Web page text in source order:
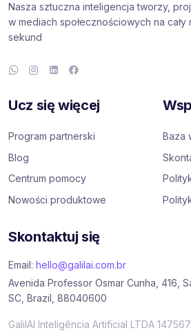
Nasza sztuczna inteligencja tworzy,
w mediach społecznościowych na cały
sekund
Ucz się więcej
Program partnerski
Blog
Centrum pomocy
Nowości produktowe
Baza
Skontaktuj się
Email: hello@galilai.com.br
Avenida Professor Osmar Cunha, 416,
SC, Brazil, 88040600
GalilAI Inteligência Artificial LTDA